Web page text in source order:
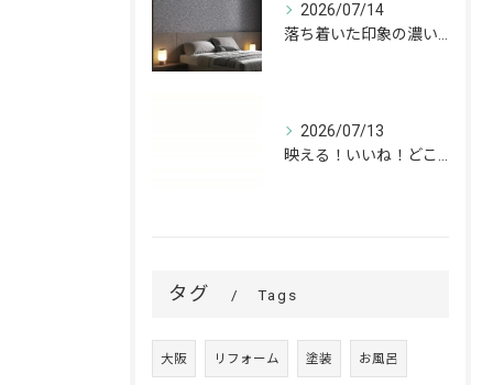
2026/07/14
2026/07/13
タグ Tags
大阪 リフォーム 塗装 お風呂